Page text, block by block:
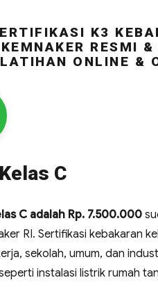
K3
RESMI
ONLINE &
C
C adalah Rp. 7.500.000
RI. Sertifikasi kebakaran
sekolah, umum, dan
instalasi listrik rumah